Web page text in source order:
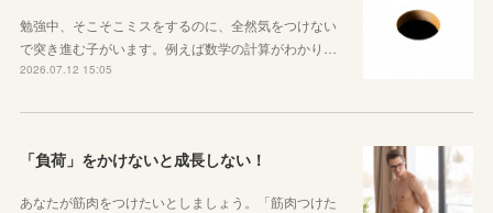
勉強中、そこそこミスをするのに、全然気をつけない
で突き進む子がいます。例えば数学の計算がわかり…
2026.07.12 15:05
「負荷」をかけないと成長しない！
あなたが筋肉をつけたいとしましょう。「筋肉つけた